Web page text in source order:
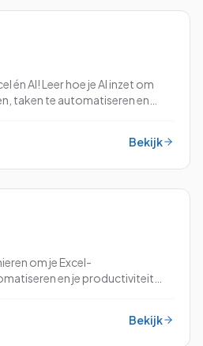
én AI! Leer hoe je AI inzet om
taken te automatiseren en
Bekijk
om je Excel-
en je productiviteit
Bekijk